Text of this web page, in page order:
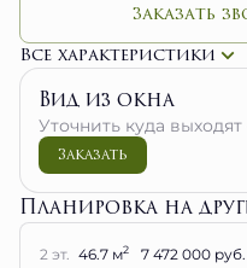
Заказать
Все характеристики
Вид из окна
Уточнить куда выходят
Заказать
Планировка на
2 эт. 46.7 м2 7 472 000 руб.